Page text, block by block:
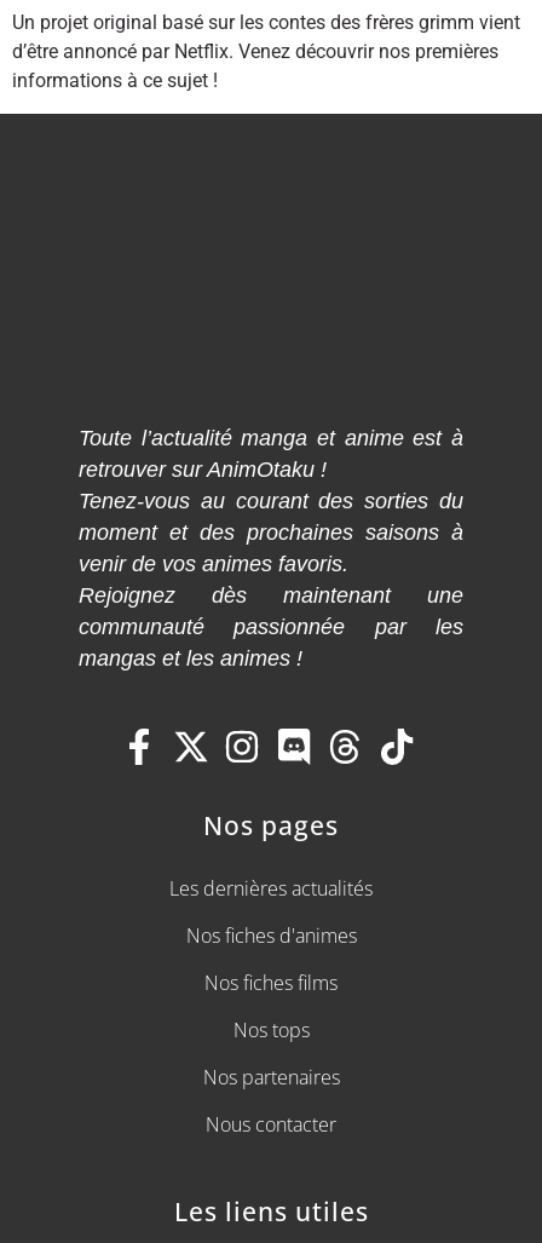
Un projet original basé sur les contes des frères grimm vient
d’être annoncé par Netflix. Venez découvrir nos premières
informations à ce sujet !
Toute l’actualité manga et anime est à
retrouver sur AnimOtaku !
Tenez-vous au courant des sorties du
moment et des prochaines saisons à
venir de vos animes favoris.
Rejoignez dès maintenant une
communauté passionnée par les
mangas et les animes !
Nos pages
Les dernières actualités
Nos fiches d'animes
Nos fiches films
Nos tops
Nos partenaires
Nous contacter
Les liens utiles